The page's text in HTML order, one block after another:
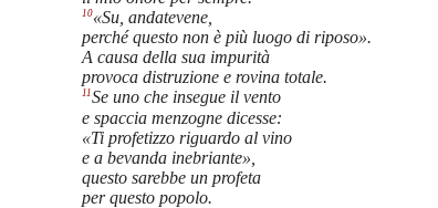
10«Su, andatevene,
perché questo non è più luogo di riposo».
A causa della sua impurità
provoca distruzione e rovina totale.
11Se uno che insegue il vento
e spaccia menzogne dicesse:
«Ti profetizzo riguardo al vino
e a bevanda inebriante»,
questo sarebbe un profeta
per questo popolo.